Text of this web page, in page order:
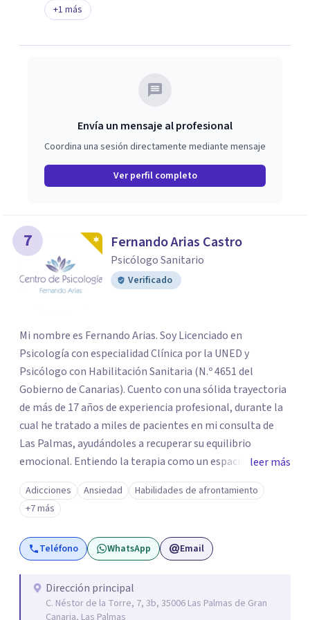
+1 más
Envía un mensaje al profesional
Coordina una sesión directamente mediante mensaje
Ver perfil completo
7 Fernando Arias Castro
Psicólogo Sanitario
Verificado
Mi nombre es Fernando Arias. Soy Licenciado en
Psicología con especialidad Clínica por la UNED y
Psicólogo con Habilitación Sanitaria (N.º 4651 del
Gobierno de Canarias). Cuento con una sólida trayectoria
de más de 17 años de experiencia profesional, durante la
cual he tratado a miles de pacientes en mi consulta de
Las Palmas, ayudándoles a recuperar su equilibrio
emocional. Entiendo la terapia como un espacio de
seguridad y confianza. Por eso, mi prioridad es establecer
una conexión genuina contigo, dentro de un ambiente de
absoluta empatía y confidencialidad. No me limito a
escuchar; mi objetivo principal es aportar soluciones
terapéuticas reales. En mi consulta, trabajaremos juntos
adquieras nuevos recursos, técnicas y herramientas
prácticas. Mi meta es que, al finalizar el proceso, hayas
leer más
Adicciones Ansiedad
Habilidades de afrontamiento
+7 más
Teléfono WhatsApp Email
Dirección principal
C. Néstor de la Torre, 7, 3b, 35006 Las Palmas de Gran
Canaria, Las Palmas